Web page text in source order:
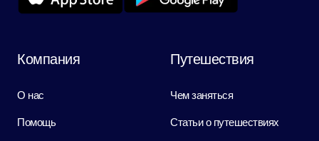
Компания
О нас
Помощь
Путешествия
Чем заняться
Статьи о путешествиях